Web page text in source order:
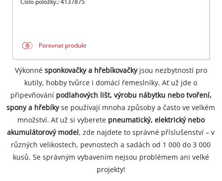
Číslo položky.: 4137875
Porovnat produkt
Výkonné sponkovačky a hřebíkovačkyjsou nezbytností pro
kutily, hobby tvůrce i domácí řemeslníky. Ať už jde o
připevňování podlahových lišt, výrobu nábytku nebo tvoření,
spony a hřebíkyse používají mnoha způsoby a často ve velkém
množství. Ať už si vyberetepneumatický, elektrický nebo
akumulátorový model, zde najdete to správné příslušenství – v
různých velikostech, pevnostech a sadách od 1 000 do 3 000
kusů. Se správným vybavením nejsou problémem ani velké
projekty!